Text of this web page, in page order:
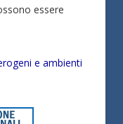
essere
e ambienti